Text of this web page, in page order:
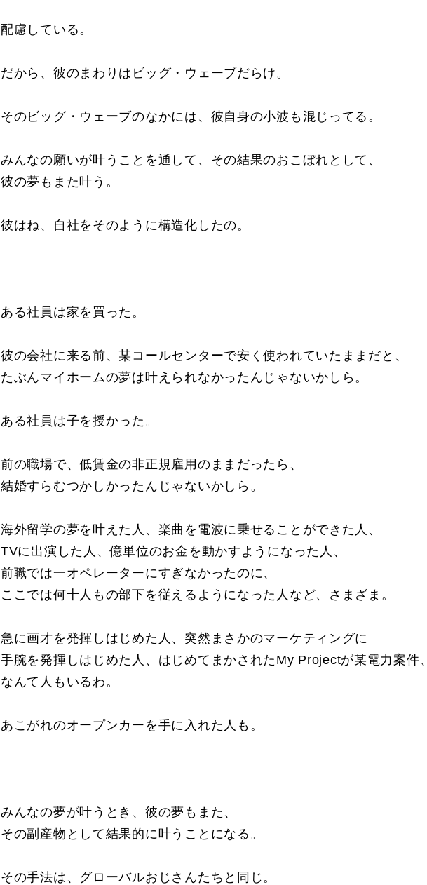
配慮している。
だから、彼のまわりはビッグ・ウェーブだらけ。
そのビッグ・ウェーブのなかには、彼自身の小波も混じってる。
みんなの願いが叶うことを通して、その結果のおこぼれとして、
彼の夢もまた叶う。
彼はね、自社をそのように構造化したの。
ある社員は家を買った。
彼の会社に来る前、某コールセンターで安く使われていたままだと、
たぶんマイホームの夢は叶えられなかったんじゃないかしら。
ある社員は子を授かった。
前の職場で、低賃金の非正規雇用のままだったら、
結婚すらむつかしかったんじゃないかしら。
海外留学の夢を叶えた人、楽曲を電波に乗せることができた人、
TVに出演した人、億単位のお金を動かすようになった人、
前職では一オペレーターにすぎなかったのに、
ここでは何十人もの部下を従えるようになった人など、さまざま。
急に画才を発揮しはじめた人、突然まさかのマーケティングに
手腕を発揮しはじめた人、はじめてまかされたMy Projectが某電力案件、
なんて人もいるわ。
あこがれのオープンカーを手に入れた人も。
みんなの夢が叶うとき、彼の夢もまた、
その副産物として結果的に叶うことになる。
その手法は、グローバルおじさんたちと同じ。